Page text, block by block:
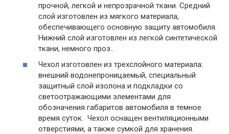
прочной, легкой и непрозрачной ткани. Средний
слой изготовлен из мягкого материала,
обеспечивающего основную защиту автомобиля.
Нижний слой изготовлен из легкой синтетической
ткани, немного проз..
Чехол изготовлен из трехслойного материала:
внешний водонепроницаемый, специальный
защитный слой изолона и подкладки со
светоотражающими элементами для
обозначения габаритов автомобиля в темное
время суток. Чехол оснащен вентиляционными
отверстиями, а также сумкой для хранения.